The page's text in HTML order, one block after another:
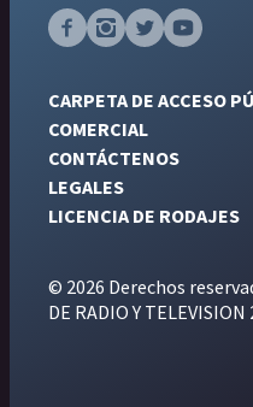
CARPETA DE ACCESO
COMERCIAL
CONTÁCTENOS
LEGALES
LICENCIA DE RODAJES
© 2026 Derechos
DE RADIO Y TELEVISION